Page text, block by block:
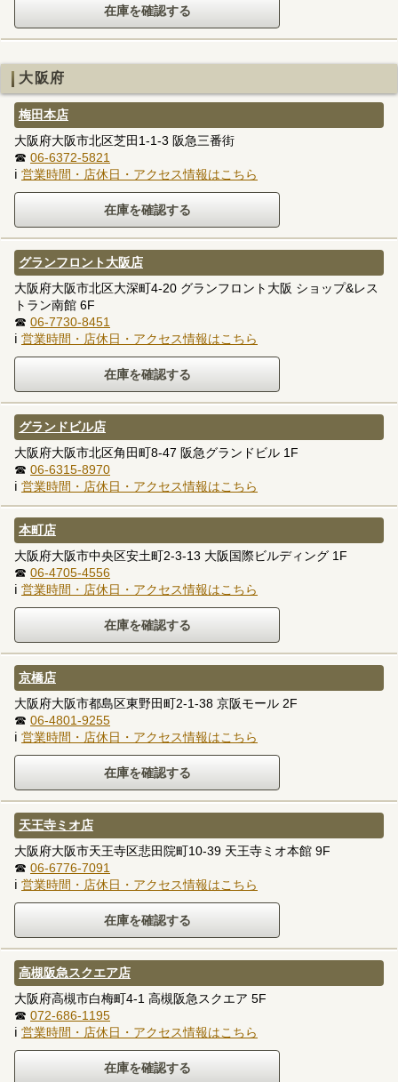
大阪府
梅田本店
大阪府大阪市北区芝田1-1-3 阪急三番街
☎ 06-6372-5821
ℹ 営業時間・店休日・アクセス情報はこちら
グランフロント大阪店
大阪府大阪市北区大深町4-20 グランフロント大阪 ショップ&レス
トラン南館 6F
☎ 06-7730-8451
ℹ 営業時間・店休日・アクセス情報はこちら
グランドビル店
大阪府大阪市北区角田町8-47 阪急グランドビル 1F
☎ 06-6315-8970
ℹ 営業時間・店休日・アクセス情報はこちら
本町店
大阪府大阪市中央区安土町2-3-13 大阪国際ビルディング 1F
☎ 06-4705-4556
ℹ 営業時間・店休日・アクセス情報はこちら
京橋店
大阪府大阪市都島区東野田町2-1-38 京阪モール 2F
☎ 06-4801-9255
ℹ 営業時間・店休日・アクセス情報はこちら
天王寺ミオ店
大阪府大阪市天王寺区悲田院町10-39 天王寺ミオ本館 9F
☎ 06-6776-7091
ℹ 営業時間・店休日・アクセス情報はこちら
高槻阪急スクエア店
大阪府高槻市白梅町4-1 高槻阪急スクエア 5F
☎ 072-686-1195
ℹ 営業時間・店休日・アクセス情報はこちら